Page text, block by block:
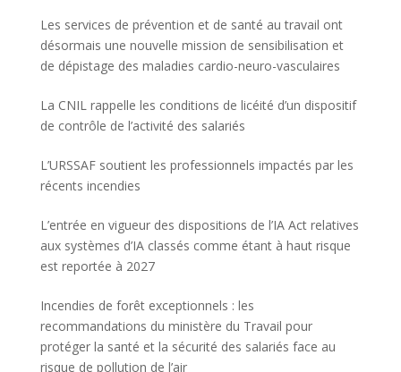
Les services de prévention et de santé au travail ont
désormais une nouvelle mission de sensibilisation et
de dépistage des maladies cardio-neuro-vasculaires
La CNIL rappelle les conditions de licéité d’un dispositif
de contrôle de l’activité des salariés
L’URSSAF soutient les professionnels impactés par les
récents incendies
L’entrée en vigueur des dispositions de l’IA Act relatives
aux systèmes d’IA classés comme étant à haut risque
est reportée à 2027
Incendies de forêt exceptionnels : les
recommandations du ministère du Travail pour
protéger la santé et la sécurité des salariés face au
risque de pollution de l’air